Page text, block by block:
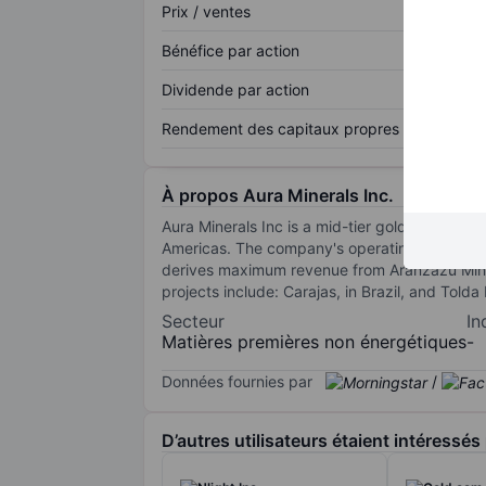
Prix / ventes
Bénéfice par action
Dividende par action
Rendement des capitaux propres
À propos Aura Minerals Inc.
Aura Minerals Inc is a mid-tier gold and
Americas. The company's operating
derives maximum revenue from Aranzazu
projects include: Carajas, in Brazil, and Tolda
Secteur
Matières premières non énergétiques-
Données fournies par /
D’autres utilisateurs étaient intéressés